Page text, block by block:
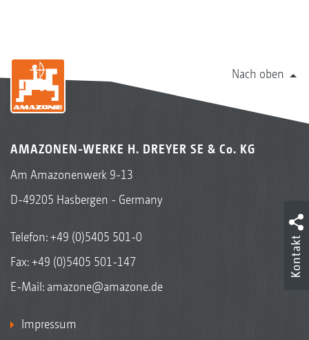
Nach oben
AMAZONEN-WERKE H. DREYER SE & Co. KG
Am Amazonenwerk 9-13
D-49205 Hasbergen - Germany
Telefon:+49 (0)5405 501-0
Fax: +49 (0)5405 501-147
E-Mail: amazone@amazone.de
Impressum
Kontakt